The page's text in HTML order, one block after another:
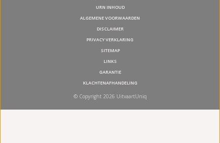
URN INHOUD
ALGEMENE VOORWAARDEN
DISCLAIMER
PRIVACY VERKLARING
SITEMAP
LINKS
GARANTIE
KLACHTENAFHANDELING
© Copyright 2026 UitvaartUniq